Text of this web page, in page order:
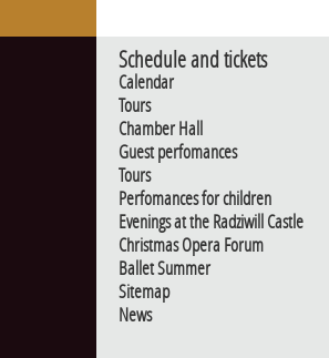
Schedule and tickets
Calendar
Tours
Chamber Hall
Guest perfomances
Tours
Perfomances for children
Evenings at the Radziwill Castle
Christmas Opera Forum
Ballet Summer
Sitemap
News